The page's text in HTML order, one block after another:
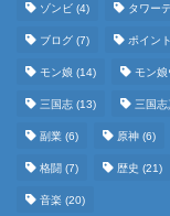
ゾンビ (4) タワー
ブログ (7) ポイン
モン娘 (14) モン娘
三国志 (13) 三国
副業 (6) 原神 (6)
格闘 (7) 歴史 (21)
音楽 (20)